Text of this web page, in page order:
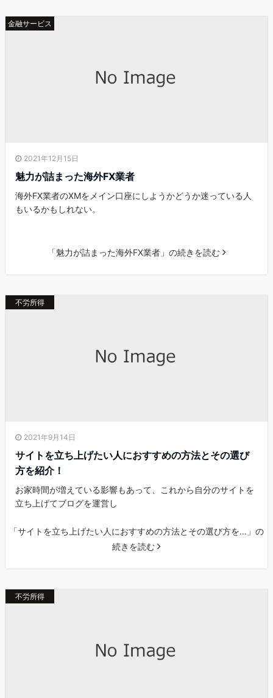
金融サービス
2021年12月15日
魅力が詰まった海外FX業者
海外FX業者のXMをメイン口座にしようかどうか迷っている人
もいるかもしれない。
「魅力が詰まった海外FX業者」の続きを読む
不労所得
2021年9月14日
サイトを立ち上げたい人におすすめの方法とその選び
方を紹介！
お家時間が増えている影響もあって、これから自分のサイトを
立ち上げてブログを運営し
「サイトを立ち上げたい人におすすめの方法とその選び方を…」の
続きを読む
不労所得